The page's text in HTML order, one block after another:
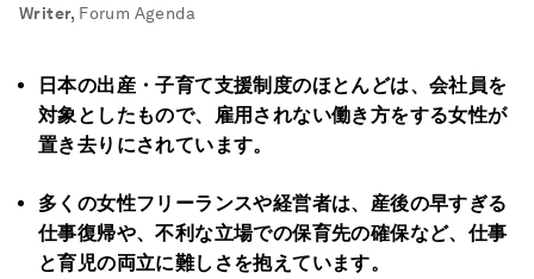
Writer, Forum Agenda
日本の出産・子育て支援制度のほとんどは、会社員を
対象としたもので、雇用されない働き方をする女性が
置き去りにされています。
多くの女性フリーランスや経営者は、産後の早すぎる
仕事復帰や、不利な立場での保育先の確保など、仕事
と育児の両立に難しさを抱えています。